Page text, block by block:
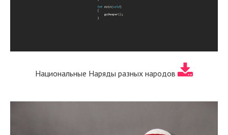
Национальные Наряды разных народов